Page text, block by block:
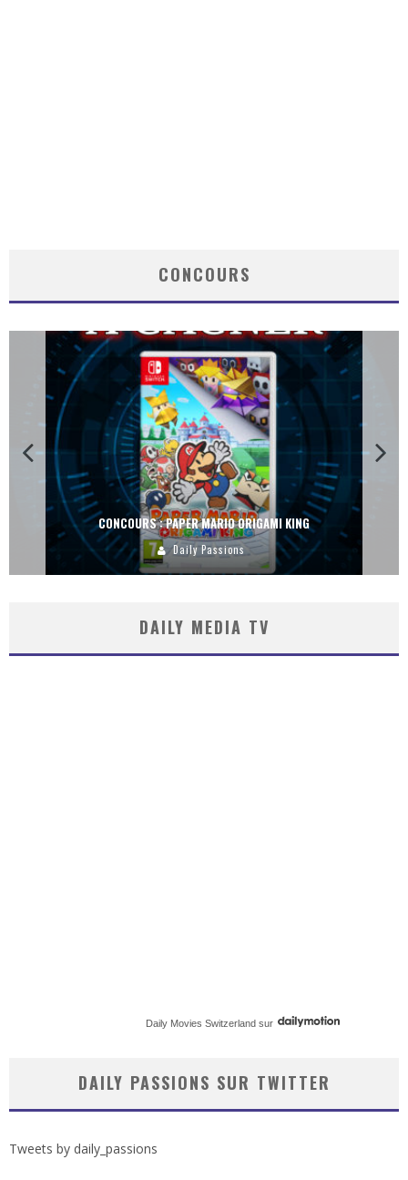
CONCOURS
CONCOURS : PAPER MARIO ORIGAMI KING
Daily Passions
DAILY MEDIA TV
Daily Movies Switzerland sur
DAILY PASSIONS SUR TWITTER
Tweets by daily_passions